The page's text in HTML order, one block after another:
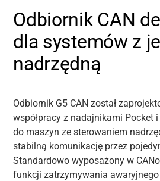
Odbiornik CAN
dla systemów z
nadrzędną
Odbiornik G5 CAN został
współpracy z nadajnikami Pocket
do maszyn ze sterowaniem
stabilną komunikację przez
Standardowo wyposażony w
funkcji zatrzymywania